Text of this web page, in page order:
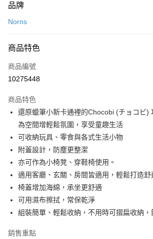
全家線上支付
本島宅配-活動商品
免運費
免運費
品牌
Norns
商品特色
商品編號
10275448
商品特色
還原蠟筆小新卡通裡的Chocobi (チョコビ)
為空間增輕鬆氛圍，享受童趣生活
可收納玩具、零食與各式生活小物
附蓋設計，防塵更整潔
亦可作為小椅凳、穿鞋椅使用。
適用客廳、玄關、房間皆適用，輕鬆打造舒
椅蓋增加海綿，承坐更舒適
可用濕布擦拭，常保乾淨
組裝簡單、輕鬆收納，不用時可摺扁收納，
銷售重點